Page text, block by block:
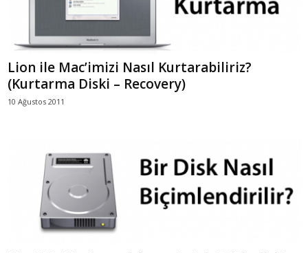
Lion ile Mac’imizi Nasıl Kurtarabiliriz?
(Kurtarma Diski – Recovery)
10 Ağustos 2011